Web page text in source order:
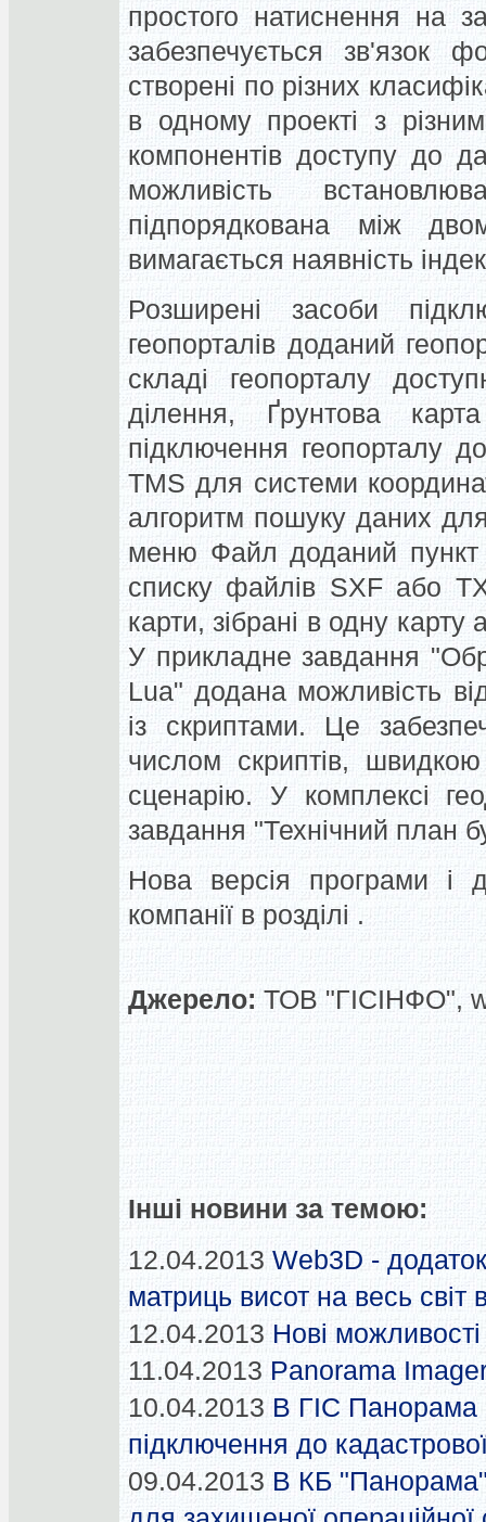
простого натиснення на
забезпечується зв'язок
створені по різних
в одному проекті з
компонентів доступу до
можливість
підпорядкована між
вимагається наявність
Розширені засоби
геопорталів доданий
складі геопорталу
ділення, Ґрунтова
підключення геопорталу
TMS для системи
алгоритм пошуку даних
меню Файл доданий пункт
списку файлів SXF або
карти, зібрані в одну карту
У прикладне завдання
Lua" додана можливість
із скриптами. Це
числом скриптів,
сценарію. У комплексі
завдання "Технічний план
Нова версія програми і
компанії в розділі .
Джерело: ТОВ "ГІСІНФО",
Інші новини за темою:
12.04.2013 Web3D -
матриць висот на весь
12.04.2013 Нові
11.04.2013 Panorama
10.04.2013 В ГІС Панорама
підключення до
09.04.2013 В КБ